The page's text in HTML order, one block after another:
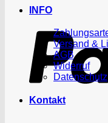
INFO
Versand &
AGB
Widerruf
Datenschutz
Kontakt